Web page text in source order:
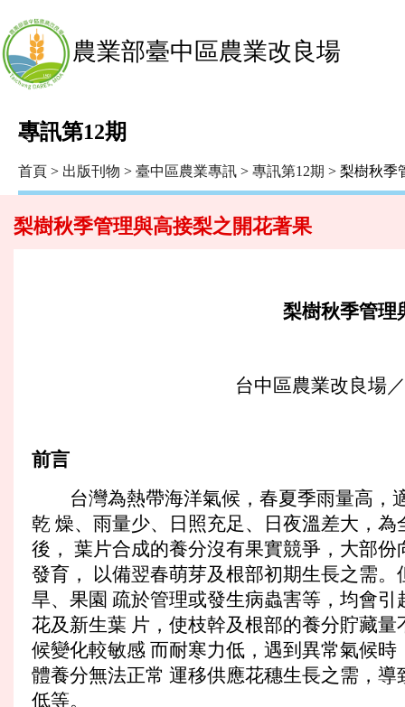
農業部臺中區農業改良場
專訊第12期
首頁 > 出版刊物 > 臺中區農業專訊 > 專訊第12期 > 梨樹秋季
梨樹秋季管理與高接梨之開花著果
梨樹秋季管理
台中區農業改良場
前言
台灣為熱帶海洋氣候，春夏季雨量高，
乾 燥、雨量少、日照充足、日夜溫差大，
後， 葉片合成的養分沒有果實競爭，大部
發育， 以備翌春萌芽及根部初期生長之需
旱、果園 疏於管理或發生病蟲害等，均會
花及新生葉 片，使枝幹及根部的養分貯藏
候變化較敏感 而耐寒力低，遇到異常氣候
體養分無法正常 運移供應花穗生長之需，
低等。